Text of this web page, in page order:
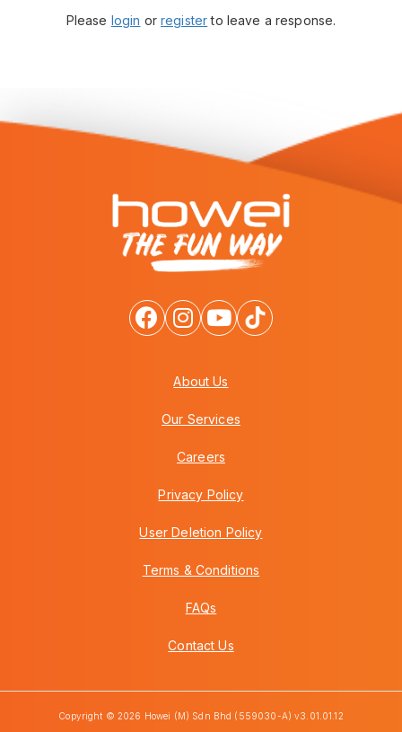
Please login orregisterto leave a response.
About Us
Our Services
Careers
Privacy Policy
User Deletion Policy
Terms & Conditions
FAQs
Contact Us
Copyright © 2026 Howei (M) Sdn Bhd (559030-A) v3.01.01.12